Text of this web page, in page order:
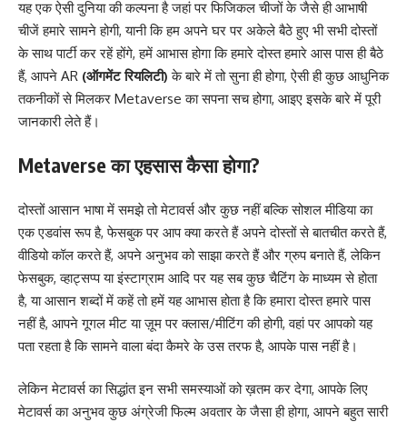
यह एक ऐसी दुनिया की कल्पना है जहां पर फिजिकल चीजों के जैसे ही आभाषी
चीजें हमारे सामने होगी, यानी कि हम अपने घर पर अकेले बैठे हुए भी सभी दोस्तों
के साथ पार्टी कर रहें होंगे, हमें आभास होगा कि हमारे दोस्त हमारे आस पास ही बैठे
हैं, आपने AR (ऑगमेंट रियलिटी)के बारे में तो सुना ही होगा, ऐसी ही कुछ आधुनिक
तकनीकों से मिलकर Metaverse का सपना सच होगा, आइए इसके बारे में पूरी
जानकारी लेते हैं।
Metaverse का एहसास कैसा होगा?
दोस्तों आसान भाषा में समझे तो मेटावर्स और कुछ नहीं बल्कि सोशल मीडिया का
एक एडवांस रूप है, फेसबुक पर आप क्या करते हैं अपने दोस्तों से बातचीत करते हैं,
वीडियो कॉल करते हैं, अपने अनुभव को साझा करते हैं और ग्रुप बनाते हैं, लेकिन
फेसबुक, व्हाट्सप्प या इंस्टाग्राम आदि पर यह सब कुछ चैटिंग के माध्यम से होता
है, या आसान शब्दों में कहें तो हमें यह आभास होता है कि हमारा दोस्त हमारे पास
नहीं है, आपने गूगल मीट या ज़ूम पर क्लास/मीटिंग की होगी, वहां पर आपको यह
पता रहता है कि सामने वाला बंदा कैमरे के उस तरफ है, आपके पास नहीं है।
लेकिन मेटावर्स का सिद्धांत इन सभी समस्याओं को ख़तम कर देगा, आपके लिए
मेटावर्स का अनुभव कुछ अंग्रेजी फिल्म अवतार के जैसा ही होगा, आपने बहुत सारी